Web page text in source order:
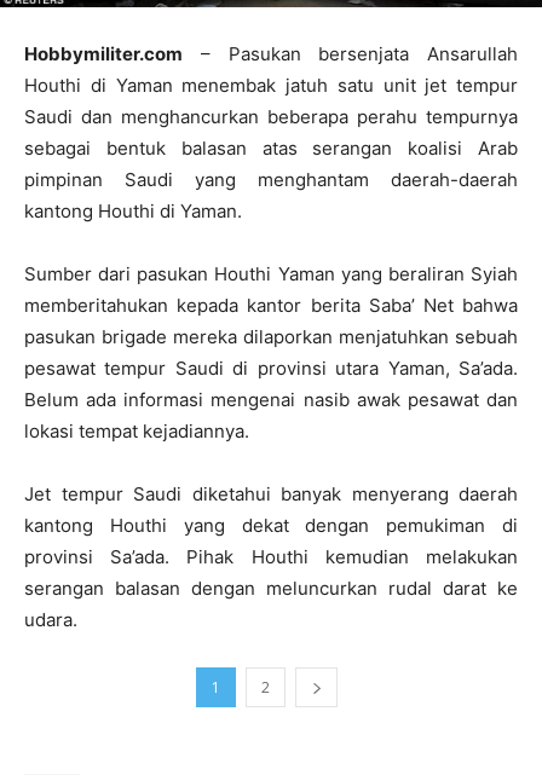
Hobbymiliter.com – Pasukan bersenjata Ansarullah
Houthi di Yaman menembak jatuh satu unit jet tempur
Saudi dan menghancurkan beberapa perahu tempurnya
sebagai bentuk balasan atas serangan koalisi Arab
pimpinan Saudi yang menghantam daerah-daerah
kantong Houthi di Yaman.
Sumber dari pasukan Houthi Yaman yang beraliran Syiah
memberitahukan kepada kantor berita Saba’ Net bahwa
pasukan brigade mereka dilaporkan menjatuhkan sebuah
pesawat tempur Saudi di provinsi utara Yaman, Sa’ada.
Belum ada informasi mengenai nasib awak pesawat dan
lokasi tempat kejadiannya.
Jet tempur Saudi diketahui banyak menyerang daerah
kantong Houthi yang dekat dengan pemukiman di
provinsi Sa’ada. Pihak Houthi kemudian melakukan
serangan balasan dengan meluncurkan rudal darat ke
udara.
1 2